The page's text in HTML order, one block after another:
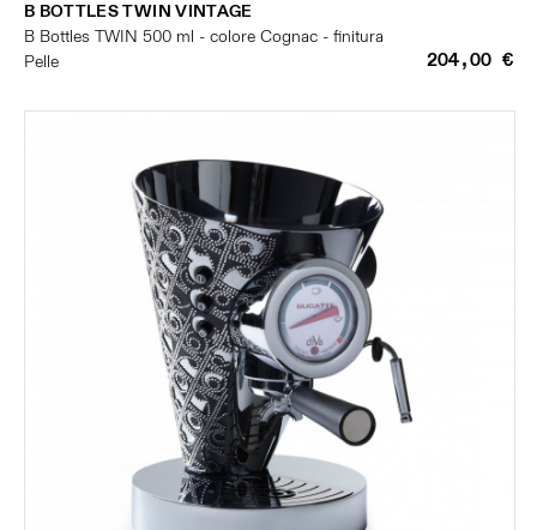
B BOTTLES TWIN VINTAGE
B Bottles TWIN 500 ml - colore Cognac - finitura
Pelle
204,00 €